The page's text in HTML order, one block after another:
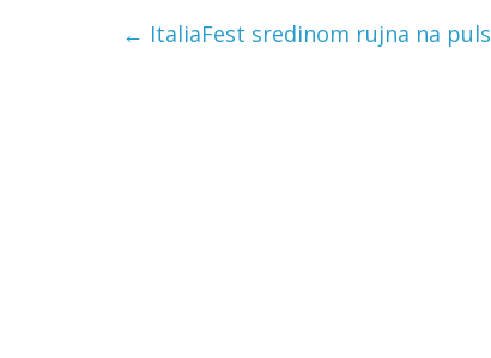
← ItaliaFest sredinom rujna na